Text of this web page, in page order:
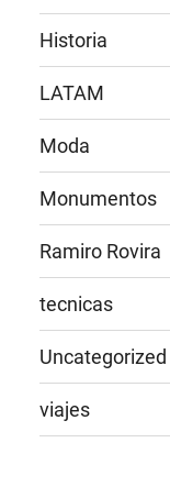
Historia
LATAM
Moda
Monumentos
Ramiro Rovira
tecnicas
Uncategorized
viajes